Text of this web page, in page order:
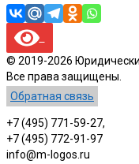
© 2019-2026
Все права защищены.
Обратная связь
+7 (495) 771-59-27,
+7 (495) 772-91-97
info@m-logos.ru